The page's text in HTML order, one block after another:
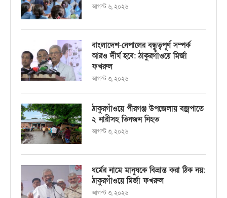
আগস্ট ৬, ২০২৬
বাংলাদেশ-নেপালের বন্ধুত্বপূর্ণ সম্পর্ক
আরও দীর্ঘ হবে: ঠাকুরগাঁওয়ে মির্জা
ফখরুল
আগস্ট ৩, ২০২৬
ঠাকুরগাঁওয়ে পীরগঞ্জ উপজেলায় বজ্রপাতে
২ নারীসহ তিনজন নিহত
আগস্ট ৩, ২০২৬
ধর্মের নামে মানুষকে বিভ্রান্ত করা ঠিক নয়:
ঠাকুরগাঁওয়ে মির্জা ফখরুল
আগস্ট ৩, ২০২৬